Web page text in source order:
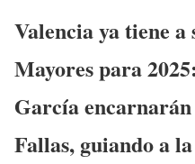
Valencia ya tiene a
Mayores para
García
Fallas, guiando a